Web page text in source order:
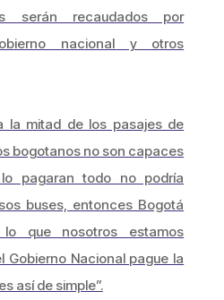
serán recaudados por
nacional y otros
la mitad de los pasajes de
bogotanos no son capaces
pagaran todo no podría
buses, entonces Bogotá
que nosotros estamos
Gobierno Nacional pague la
así de simple”.